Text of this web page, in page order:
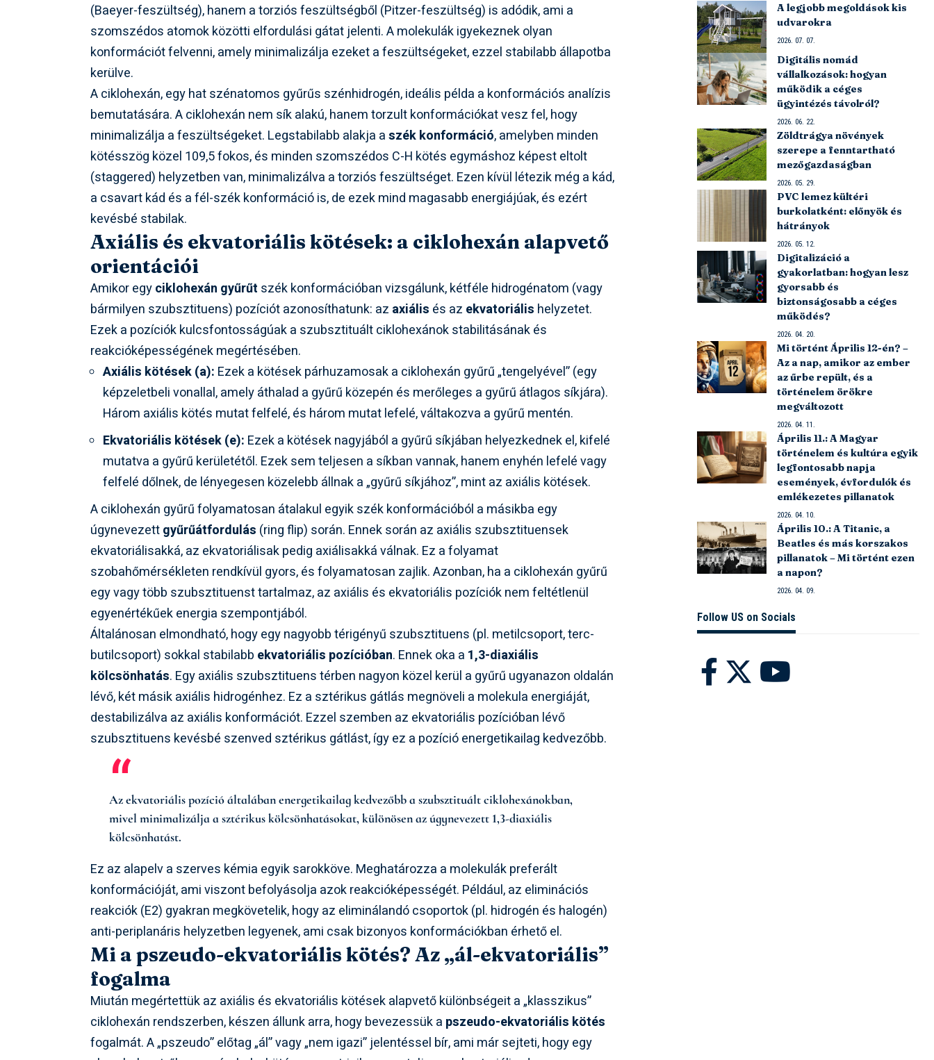
(Baeyer-feszültség), hanem a torziós feszültségből (Pitzer-feszültség) is adódik, ami a
szomszédos atomok közötti elfordulási gátat jelenti. A molekulák igyekeznek olyan
konformációt felvenni, amely minimalizálja ezeket a feszültségeket, ezzel stabilabb állapotba
kerülve.
A ciklohexán, egy hat szénatomos gyűrűs szénhidrogén, ideális példa a konformációs analízis
bemutatására. A ciklohexán nem sík alakú, hanem torzult konformációkat vesz fel, hogy
minimalizálja a feszültségeket. Legstabilabb alakja aszék konformáció, amelyben minden
kötésszög közel 109,5 fokos, és minden szomszédos C-H kötés egymáshoz képest eltolt
(staggered) helyzetben van, minimalizálva a torziós feszültséget. Ezen kívül létezik még a kád,
a csavart kád és a fél-szék konformáció is, de ezek mind magasabb energiájúak, és ezért
kevésbé stabilak.
Axiális és ekvatoriális kötések: a ciklohexán alapvető
orientációi
Amikor egyciklohexán gyűrűt szék konformációban vizsgálunk, kétféle hidrogénatom (vagy
bármilyen szubsztituens) pozíciót azonosíthatunk: az axiális és az ekvatoriális helyzetet.
Ezek a pozíciók kulcsfontosságúak a szubsztituált ciklohexánok stabilitásának és
reakcióképességének megértésében.
Axiális kötések (a): Ezek a kötések párhuzamosak a ciklohexán gyűrű „tengelyével” (egy
képzeletbeli vonallal, amely áthalad a gyűrű közepén és merőleges a gyűrű átlagos síkjára).
Három axiális kötés mutat felfelé, és három mutat lefelé, váltakozva a gyűrű mentén.
Ekvatoriális kötések (e): Ezek a kötések nagyjából a gyűrű síkjában helyezkednek el, kifelé
mutatva a gyűrű kerületétől. Ezek sem teljesen a síkban vannak, hanem enyhén lefelé vagy
felfelé dőlnek, de lényegesen közelebb állnak a „gyűrű síkjához”, mint az axiális kötések.
A ciklohexán gyűrű folyamatosan átalakul egyik szék konformációból a másikba egy
úgynevezettgyűrűátfordulás (ring flip) során. Ennek során az axiális szubsztituensek
ekvatoriálisakká, az ekvatoriálisak pedig axiálisakká válnak. Ez a folyamat
szobahőmérsékleten rendkívül gyors, és folyamatosan zajlik. Azonban, ha a ciklohexán gyűrű
egy vagy több szubsztituenst tartalmaz, az axiális és ekvatoriális pozíciók nem feltétlenül
egyenértékűek energia szempontjából.
Általánosan elmondható, hogy egy nagyobb térigényű szubsztituens (pl. metilcsoport, terc-
butilcsoport) sokkal stabilabb ekvatoriális pozícióban. Ennek oka a 1,3-diaxiális
kölcsönhatás. Egy axiális szubsztituens térben nagyon közel kerül a gyűrű ugyanazon oldalán
lévő, két másik axiális hidrogénhez. Ez a sztérikus gátlás megnöveli a molekula energiáját,
destabilizálva az axiális konformációt. Ezzel szemben az ekvatoriális pozícióban lévő
szubsztituens kevésbé szenved sztérikus gátlást, így ez a pozíció energetikailag kedvezőbb.
Az ekvatoriális pozíció általában energetikailag kedvezőbb a szubsztituált ciklohexánokban,
mivel minimalizálja a sztérikus kölcsönhatásokat, különösen az úgynevezett 1,3-diaxiális
kölcsönhatást.
Ez az alapelv a szerves kémia egyik sarokköve. Meghatározza a molekulák preferált
konformációját, ami viszont befolyásolja azok reakcióképességét. Például, az eliminációs
reakciók (E2) gyakran megkövetelik, hogy az eliminálandó csoportok (pl. hidrogén és halogén)
anti-periplanáris helyzetben legyenek, ami csak bizonyos konformációkban érhető el.
Mi a pszeudo-ekvatoriális kötés? Az „ál-ekvatoriális”
fogalma
Miután megértettük az axiális és ekvatoriális kötések alapvető különbségeit a „klasszikus”
ciklohexán rendszerben, készen állunk arra, hogy bevezessük a pszeudo-ekvatoriális kötés
fogalmát. A „pszeudo” előtag „ál” vagy „nem igazi” jelentéssel bír, ami már sejteti, hogy egy
A legjobb megoldások kis
udvarokra
2026. 07. 07.
Digitális nomád
vállalkozások: hogyan
működik a céges
ügyintézés távolról?
2026. 06. 22.
Zöldtrágya növények
szerepe a fenntartható
mezőgazdaságban
2026. 05. 29.
PVC lemez kültéri
burkolatként: előnyök és
hátrányok
2026. 05. 12.
Digitalizáció a
gyakorlatban: hogyan lesz
gyorsabb és
biztonságosabb a céges
működés?
2026. 04. 20.
Mi történt Április 12-én? –
Az a nap, amikor az ember
az űrbe repült, és a
történelem örökre
megváltozott
2026. 04. 11.
Április 11.: A Magyar
történelem és kultúra egyik
legfontosabb napja
események, évfordulók és
emlékezetes pillanatok
2026. 04. 10.
Április 10.: A Titanic, a
Beatles és más korszakos
pillanatok – Mi történt ezen
a napon?
2026. 04. 09.
Follow US on Socials